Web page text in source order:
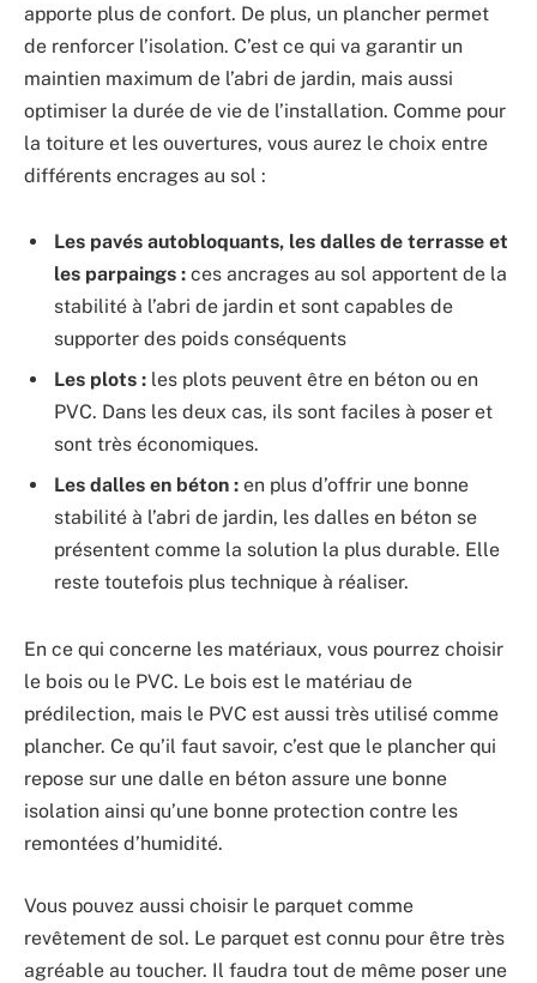
apporte plus de confort. De plus, un plancher permet
de renforcer l’isolation. C’est ce qui va garantir un
maintien maximum de l’abri de jardin, mais aussi
optimiser la durée de vie de l’installation. Comme pour
la toiture et les ouvertures, vous aurez le choix entre
différents encrages au sol :
Les pavés autobloquants, les dalles de terrasse et
les parpaings : ces ancrages au sol apportent de la
stabilité à l’abri de jardin et sont capables de
supporter des poids conséquents
Les plots : les plots peuvent être en béton ou en
PVC. Dans les deux cas, ils sont faciles à poser et
sont très économiques.
Les dalles en béton : en plus d’offrir une bonne
stabilité à l’abri de jardin, les dalles en béton se
présentent comme la solution la plus durable. Elle
reste toutefois plus technique à réaliser.
En ce qui concerne les matériaux, vous pourrez choisir
le bois ou le PVC. Le bois est le matériau de
prédilection, mais le PVC est aussi très utilisé comme
plancher. Ce qu’il faut savoir, c’est que le plancher qui
repose sur une dalle en béton assure une bonne
isolation ainsi qu’une bonne protection contre les
remontées d’humidité.
Vous pouvez aussi choisir le parquet comme
revêtement de sol. Le parquet est connu pour être très
agréable au toucher. Il faudra tout de même poser une